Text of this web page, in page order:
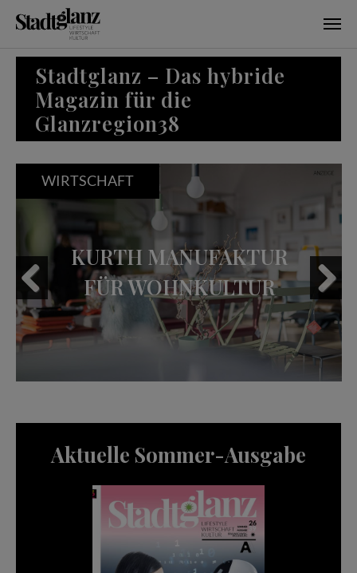
Skip to main content
Stadtglanz – Das hybride
Magazin für die
Glanzregion38
WIRTSCHAFT
KURTH MANUFAKTUR
FÜR WOHNKULTUR
Previous Next
Aktuelle Sommer-Ausgabe